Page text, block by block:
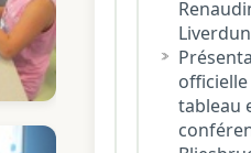
Liverdun
tableau